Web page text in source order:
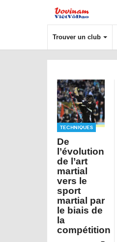
Trouver un club
Techniques
De
l’évolution
de l’art
martial
vers le
sport
martial par
le biais de
la
compétition